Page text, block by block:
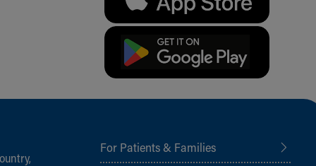
For Patients & Families